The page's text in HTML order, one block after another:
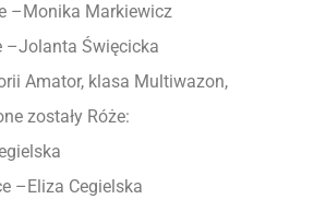
–Monika Markiewicz
–Jolanta Święcicka
Amator, klasa Multiwazon,
zostały Róże:
–Eliza Cegielska